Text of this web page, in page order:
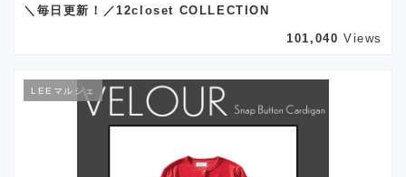
＼毎日更新！／12closet COLLECTION
101,040 Views
LEEマルシェ